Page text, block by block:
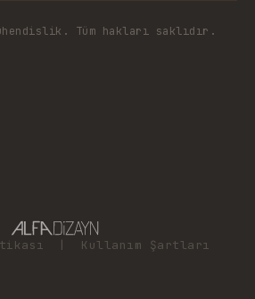
Tüm hakları saklıdır.
Kullanım Şartları